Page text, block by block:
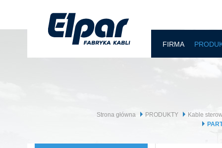
FIRMA
Strona główna PRODUKTY
Kable